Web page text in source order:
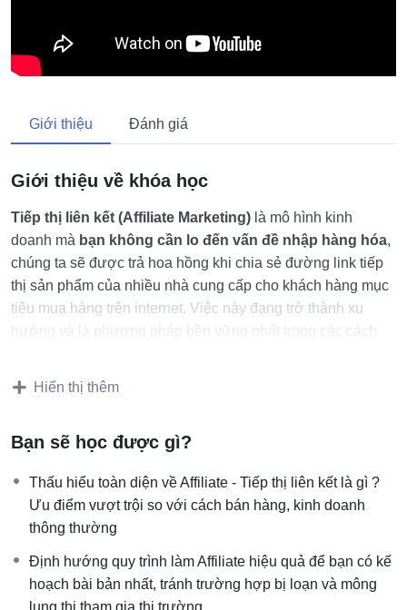
Giới thiệu Đánh giá
Giới thiệu về khóa học
Tiếp thị liên kết (Affiliate Marketing) là mô hình kinh
doanh mà bạn không cần lo đến vấn đề nhập hàng hóa,
chúng ta sẽ được trả hoa hồng khi chia sẻ đường link tiếp
thị sản phẩm của nhiều nhà cung cấp cho khách hàng mục
tiêu mua hàng trên internet. Việc này đang trở thành xu
hướng và là phương pháp bền vững nhất trong các cách
Cho dù bạn
Online; bạn có sản phẩm – dịch vụ và mong muốn mở rộng
đầu tìm hiểu về kinh doanh bằng kênh Tiếp thị liên kết vô
cùng tiềm năng thì đây là khóa học dành cho bạn
Đây sẽ là khóa học đầy đủ và bài bản chuyên sâu nhất
mà bạn có thể tìm thấy trên Internet, hướng dẫn và chia
sẻ chi tiết để bạn từng bước tiếp cận từ cơ bản đến chuyên
Hiển thị thêm
Bạn sẽ học được gì?
Thấu hiểu toàn diện về Affiliate - Tiếp thị liên kết là gì ?
Ưu điểm vượt trội so với cách bán hàng, kinh doanh
thông thường
Định hướng quy trình làm Affiliate hiệu quả để bạn có kế
hoạch bài bản nhất, tránh trường hợp bị loạn và mông
lung thi tham gia thị trường